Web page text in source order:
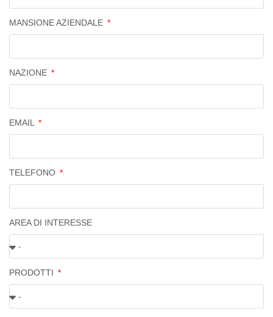
MANSIONE AZIENDALE
NAZIONE
EMAIL
TELEFONO
AREA DI INTERESSE
PRODOTTI